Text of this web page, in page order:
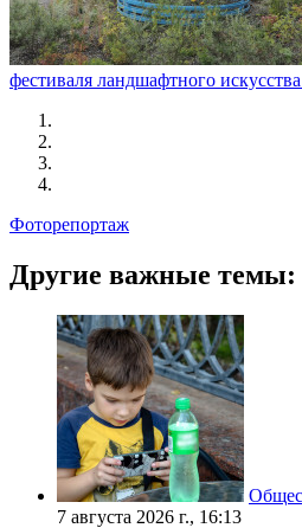
фестиваля ландшафтного
Фоторепортаж
Другие важные темы:
7 августа 2026 г., 16:13